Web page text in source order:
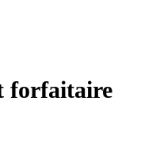
forfaitaire